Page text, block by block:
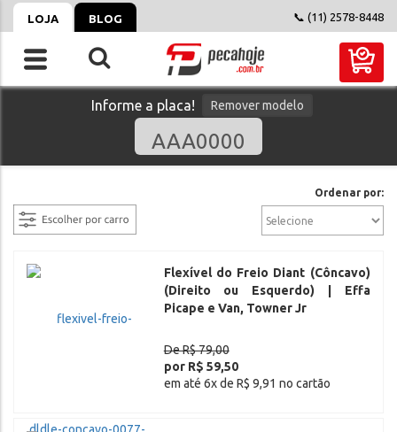
LOJA BLOG 📞 (11) 2578-8448
Informe a placa! Remover modelo
Ordenar por:
Flexível do Freio Diant (Côncavo)
(Direito ou Esquerdo) | Effa
Picape e Van, Towner Jr
De R$ 79,00
por R$ 59,50
em até 6x de R$ 9,91 no cartão